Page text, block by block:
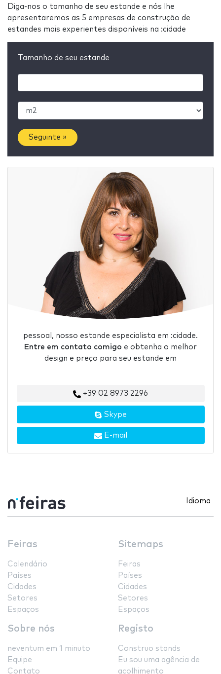
Diga-nos o tamanho de seu estande e nós lhe
apresentaremos as 5 empresas de construção de
estandes mais experientes disponíveis na :cidade
Tamanho de seu estande
Seguinte »
pessoal, nosso estande especialista em :cidade.
Entre em contato comigo e obtenha o melhor
design e preço para seu estande em
+39 02 8973 2296
Skype
E-mail
Idioma
Feiras
Calendário
Países
Cidades
Setores
Espaços
Sitemaps
Feiras
Países
Cidades
Setores
Espaços
Sobre nós
neventum em 1 minuto
Equipe
Contato
Registo
Construo stands
Eu sou uma agência de
acolhimento